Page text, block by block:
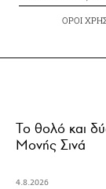
ΟΡΟΙ
Το θολό και
Μονής Σινά
4.8.2026